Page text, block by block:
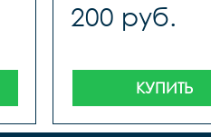
подшипников
(рулевые колонки,
механизмов.
200 руб.
КУПИТЬ